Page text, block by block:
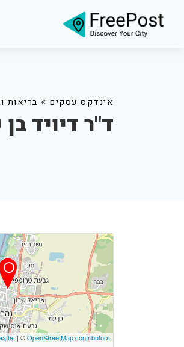
אינדקס עסקים » בריאות
ד"ר דיויד
| ©OpenStreetMap contributors